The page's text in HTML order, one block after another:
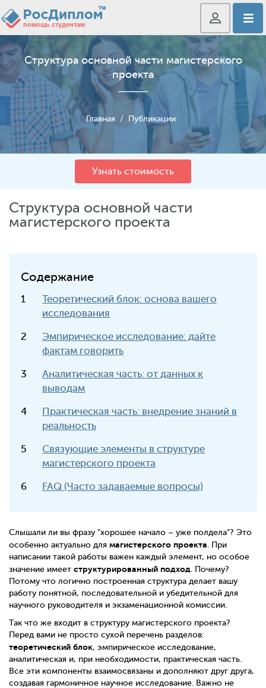
Структура основной части магистерского
проекта
Главная / Публикации
Узнать стоимость
Структура основной части
магистерского проекта
Содержание
Теоретический блок: основа вашего
исследования
Эмпирическое исследование: дайте
фактам говорить
Аналитическая часть: от данных к
выводам
Практическая часть: внедрение знаний в
реальность
Связующие элементы в структуре
магистерского проекта
FAQ (Часто задаваемые вопросы)
Слышали ли вы фразу "хорошее начало – уже полдела"? Это
особенно актуально для магистерского проекта. При
написании такой работы важен каждый элемент, но особое
значение имеет структурированный подход. Почему?
Потому что логично построенная структура делает вашу
работу понятной, последовательной и убедительной для
научного руководителя и экзаменационной комиссии.
Так что же входит в структуру магистерского проекта?
Перед вами не просто сухой перечень разделов:
теоретический блок, эмпирическое исследование,
аналитическая и, при необходимости, практическая часть.
Все эти компоненты взаимосвязаны и дополняют друг друга,
создавая гармоничное научное исследование. Важно не